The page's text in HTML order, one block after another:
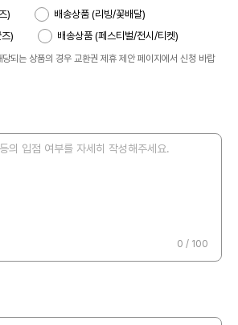
)
배송상품 (리빙/꽃배달)
)
배송상품 (페스티벌/전시/티켓)
되는 상품의 경우 교환권 제휴 제안 페이지에서 신청 바랍
의 입점 여부를 자세히 작성해주세요.
0 / 100